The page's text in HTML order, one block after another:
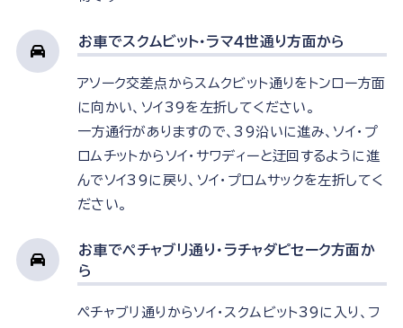
お車でスクムビット・ラマ４世通り方面から
アソーク交差点からスムクビット通りをトンロー方面
に向かい、ソイ39を左折してください。
一方通行がありますので、39沿いに進み、ソイ・プ
ロムチットからソイ・サワディーと迂回するように進
んでソイ39に戻り、ソイ・プロムサックを左折してく
ださい。
お車でペチャブリ通り・ラチャダピセーク方面か
ら
ペチャブリ通りからソイ・スクムビット39に入り、フ